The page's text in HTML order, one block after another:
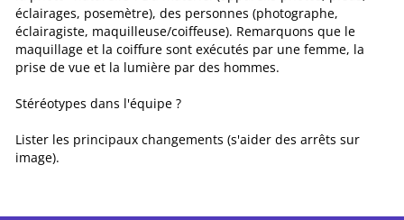
éclairages, posemètre), des personnes (photographe,
éclairagiste, maquilleuse/coiffeuse). Remarquons que le
maquillage et la coiffure sont exécutés par une femme, la
prise de vue et la lumière par des hommes.
Stéréotypes dans l'équipe ?
Lister les principaux changements (s'aider des arrêts sur
image).